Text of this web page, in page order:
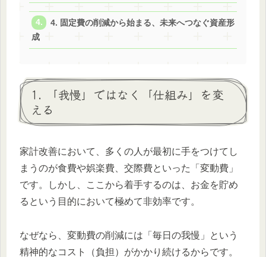
4. 固定費の削減から始まる、未来へつなぐ資産形
成
1. 「我慢」ではなく「仕組み」を変
える
家計改善において、多くの人が最初に手をつけてし
まうのが食費や娯楽費、交際費といった「変動費」
です。しかし、ここから着手するのは、お金を貯め
るという目的において極めて非効率です。
なぜなら、変動費の削減には「毎日の我慢」という
精神的なコスト（負担）がかかり続けるからです。